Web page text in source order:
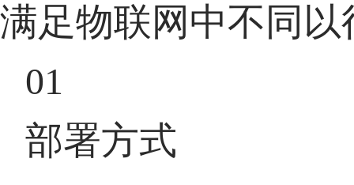
满足物联网中不同
01
部署方式